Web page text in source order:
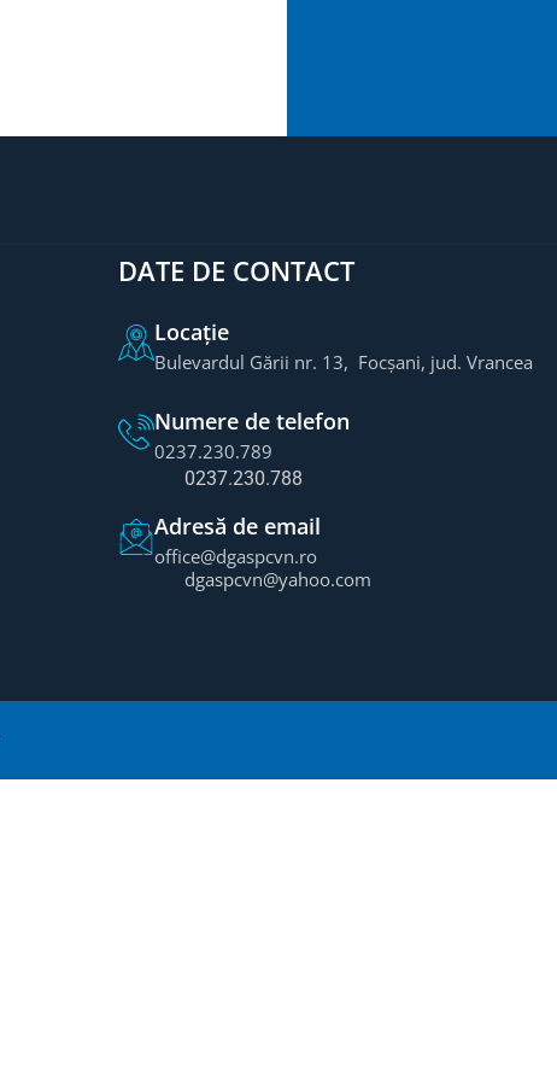
DATE DE CONTACT
Locație
Bulevardul Gării nr. 13, Focșani, jud. Vrancea
Numere de telefon
0237.230.789
0237.230.788
Adresă de email
office@dgaspcvn.ro
dgaspcvn@yahoo.com